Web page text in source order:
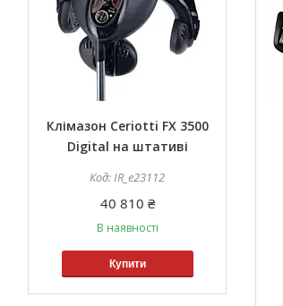
Клімазон Ceriotti FX 3500
Digital на штативі
IR_e23112
40 810 ₴
В наявності
Купити